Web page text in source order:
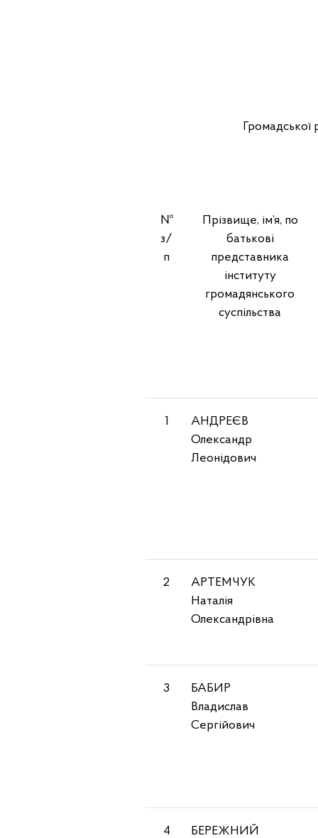
Громадської
№
з/
п
Прізвище, ім’я, по
батькові
представника
інституту
громадянського
суспільства
1
АНДРЕЄВ
Олександр
Леонідович
2
АРТЕМЧУК
Наталія
Олександрівна
3
БАБИР
Владислав
Сергійович
4
БЕРЕЖНИЙ